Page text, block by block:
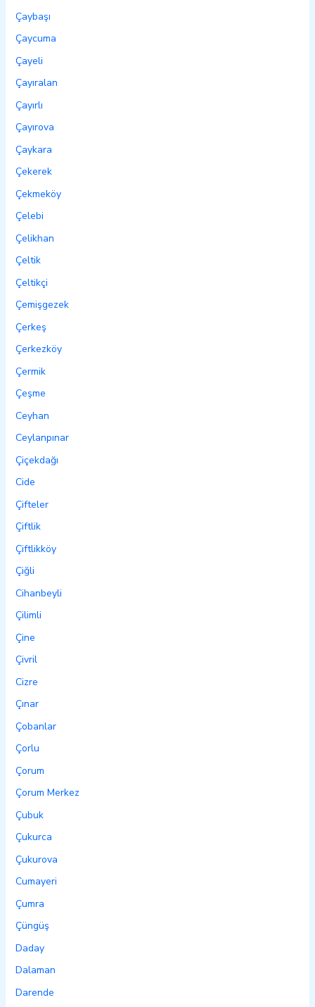
Çaybaşı
Çaycuma
Çayeli
Çayıralan
Çayırlı
Çayırova
Çaykara
Çekerek
Çekmeköy
Çelebi
Çelikhan
Çeltik
Çeltikçi
Çemişgezek
Çerkeş
Çerkezköy
Çermik
Çeşme
Ceyhan
Ceylanpınar
Çiçekdağı
Cide
Çifteler
Çiftlik
Çiftlikköy
Çiğli
Cihanbeyli
Çilimli
Çine
Çivril
Cizre
Çınar
Çobanlar
Çorlu
Çorum
Çorum Merkez
Çubuk
Çukurca
Çukurova
Cumayeri
Çumra
Çüngüş
Daday
Dalaman
Darende